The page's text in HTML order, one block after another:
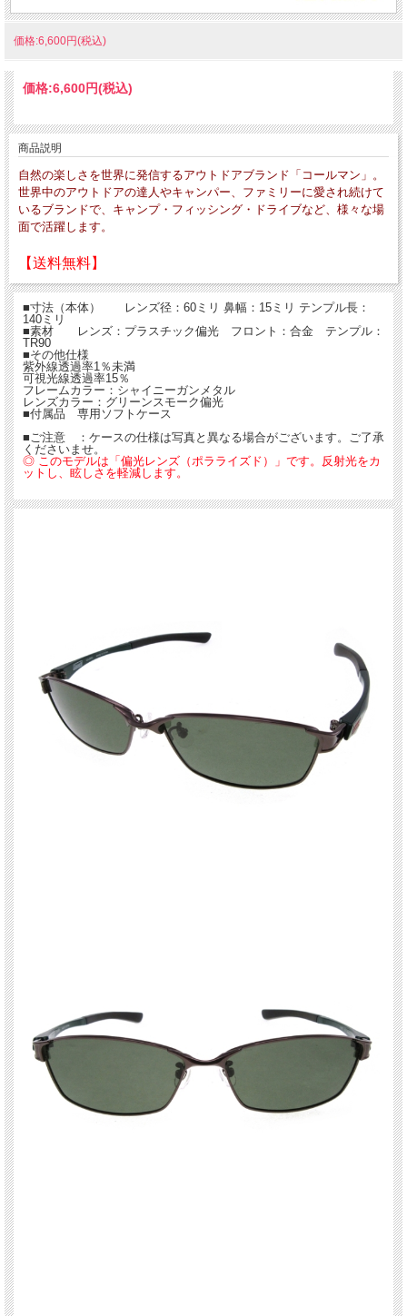
価格:6,600円(税込)
価格:6,600円(税込)
商品説明
自然の楽しさを世界に発信するアウトドアブランド「コールマン」。
世界中のアウトドアの達人やキャンパー、ファミリーに愛され続けて
いるブランドで、キャンプ・フィッシング・ドライブなど、様々な場
面で活躍します。
【送料無料】
■寸法（本体） レンズ径：60ミリ 鼻幅：15ミリ テンプル長：
140ミリ
■素材 レンズ：プラスチック偏光 フロント：合金 テンプル：
TR90
■その他仕様
紫外線透過率1％未満
可視光線透過率15％
フレームカラー：シャイニーガンメタル
レンズカラー：グリーンスモーク偏光
■付属品 専用ソフトケース
■ご注意 ：ケースの仕様は写真と異なる場合がございます。ご了承
くださいませ。
◎ このモデルは「偏光レンズ（ポラライズド）」です。反射光をカ
ットし、眩しさを軽減します。